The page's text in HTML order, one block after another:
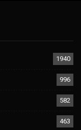
1940
996
582
463